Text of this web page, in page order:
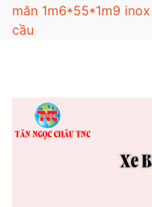
măn 1m6*55*1m9
cầu